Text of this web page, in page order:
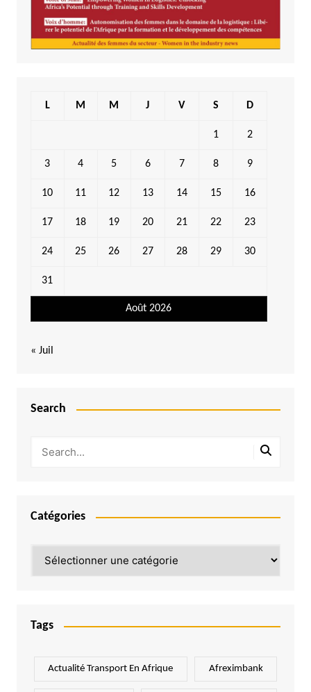
Août 2026
L M M J V S D
1 2
3 4 5 6 7 8 9
10 11 12 13 14 15 16
17 18 19 20 21 22 23
24 25 26 27 28 29 30
31
« Juil
Search
Catégories
Tags
Actualité Transport En Afrique Afreximbank